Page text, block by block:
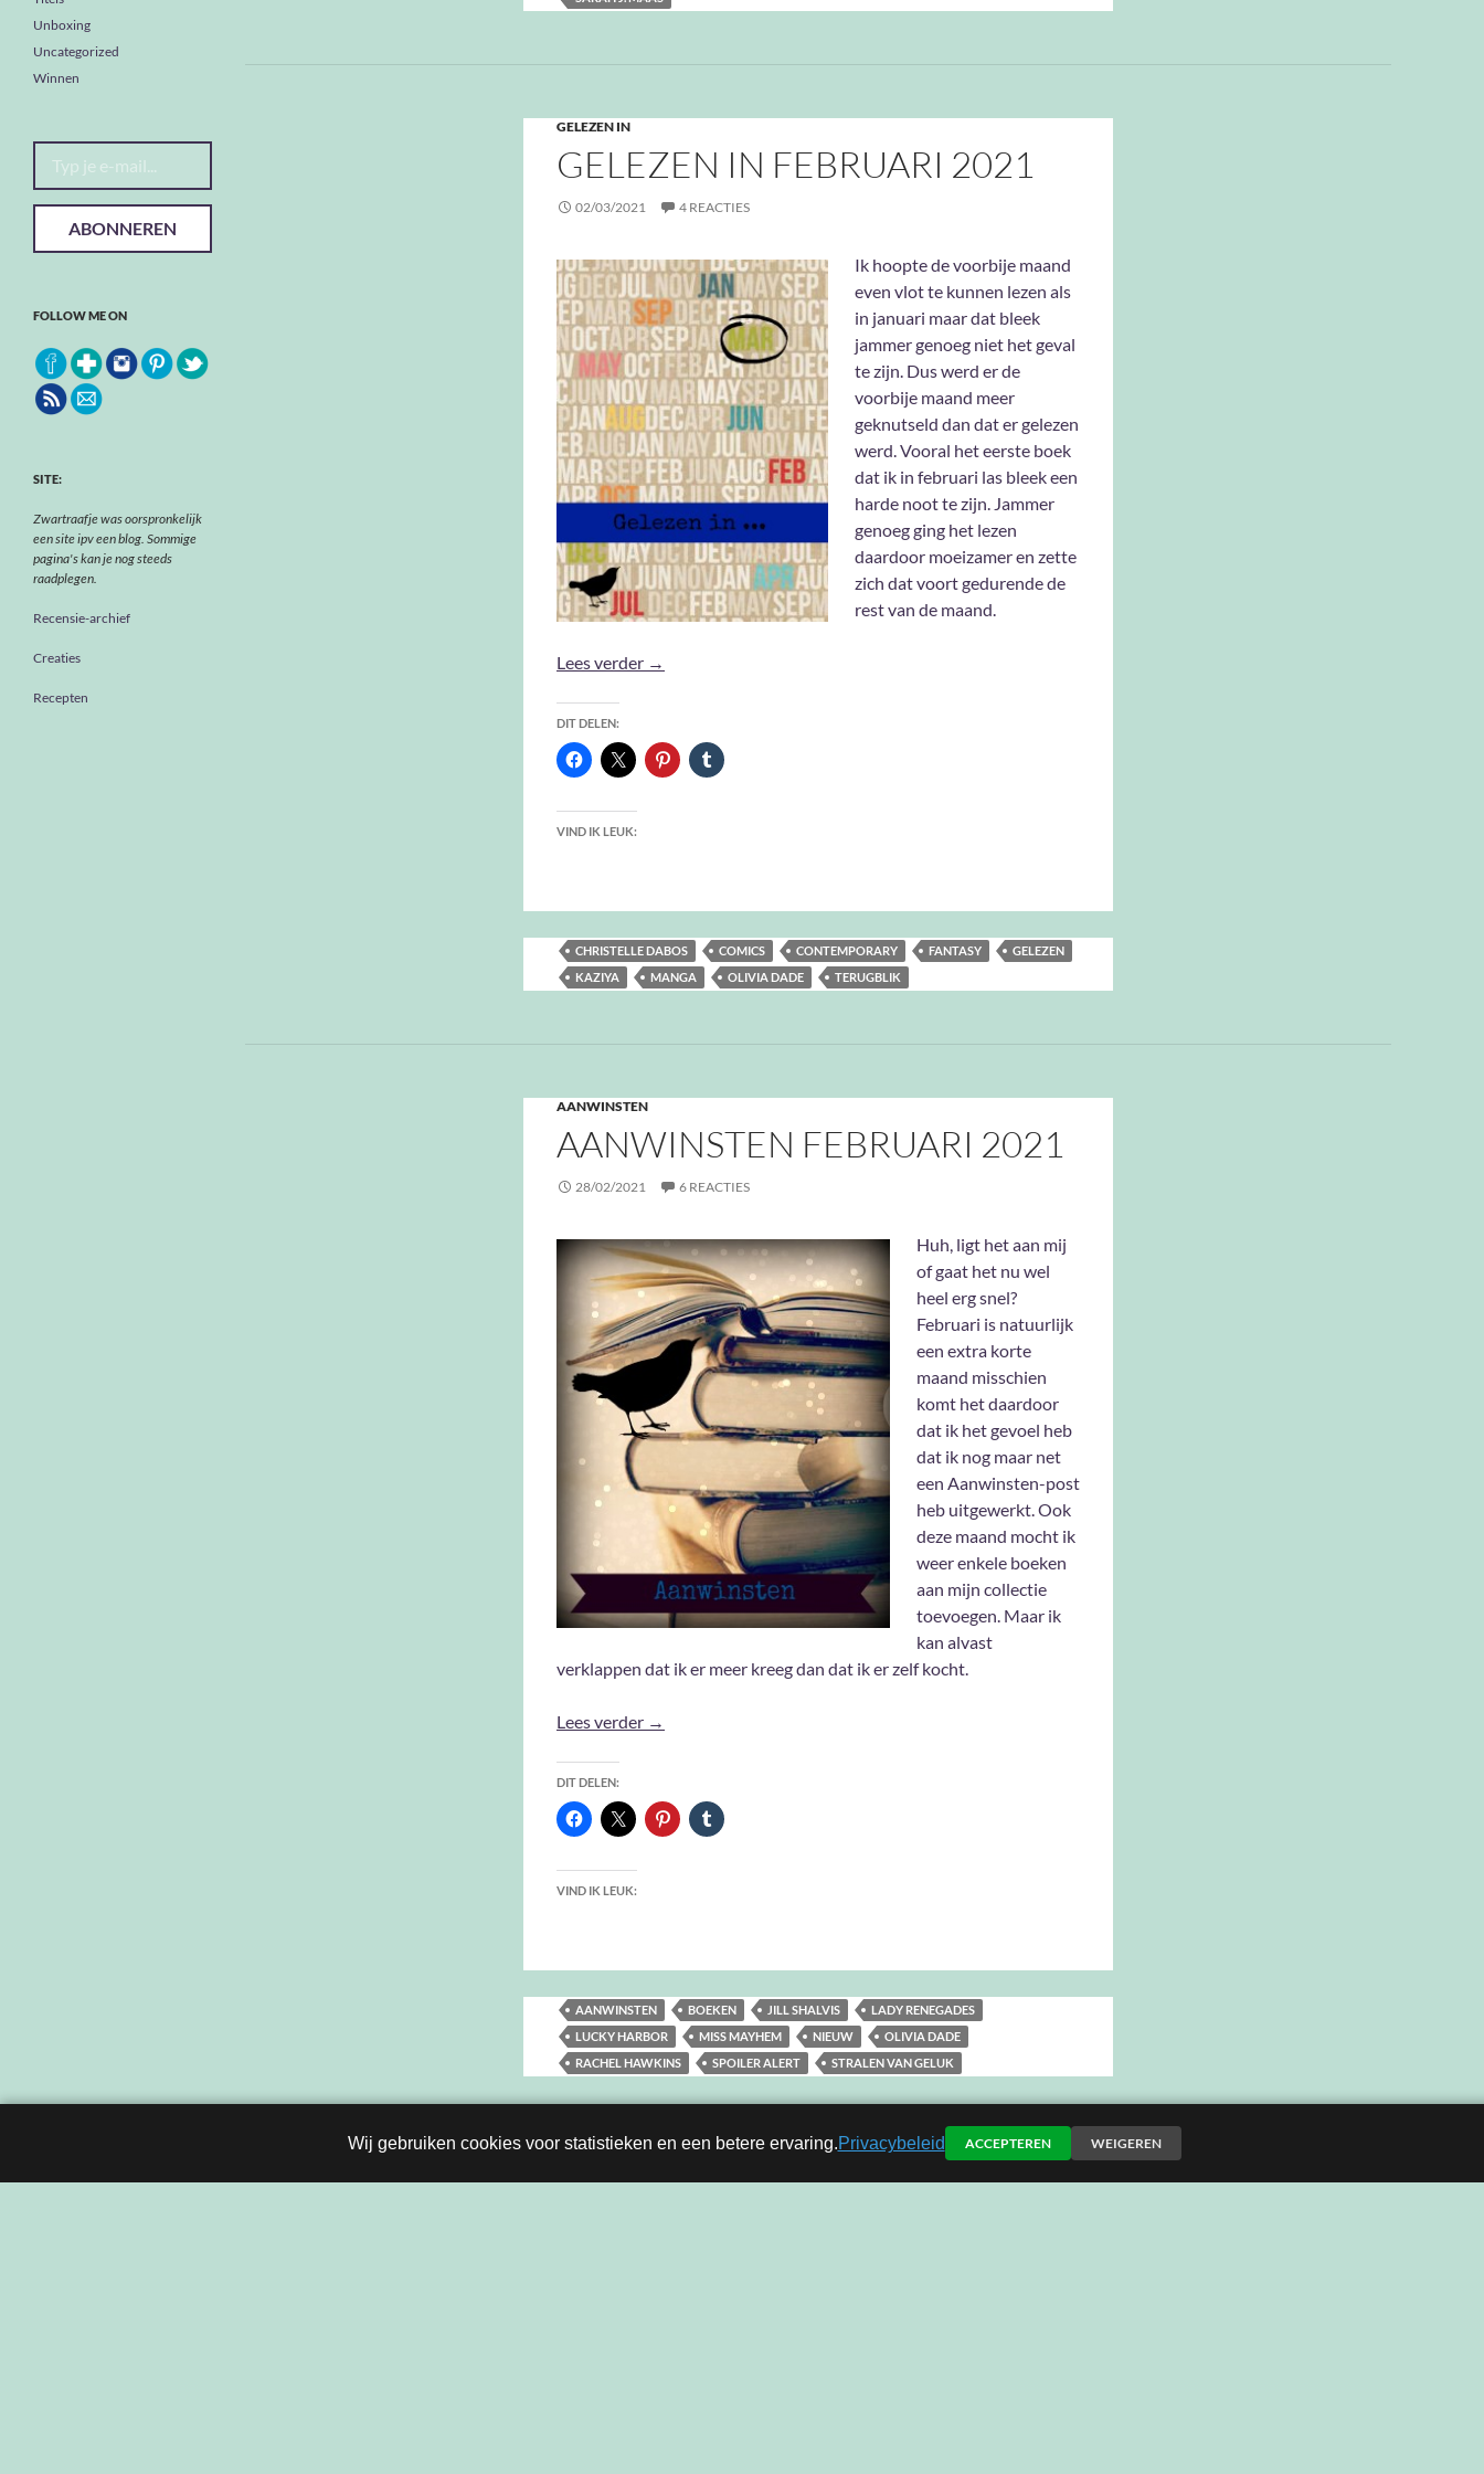
GELEZEN IN
GELEZEN IN FEBRUARI 2021
02/03/2021 4 REACTIES
Ik hoopte de voorbije maand
even vlot te kunnen lezen als
in januari maar dat bleek
jammer genoeg niet het geval
te zijn. Dus werd er de
voorbije maand meer
geknutseld dan dat er gelezen
werd. Vooral het eerste boek
dat ik in februari las bleek een
harde noot te zijn. Jammer
genoeg ging het lezen
daardoor moeizamer en zette
zich dat voort gedurende de
rest van de maand.
Lees verder Gelezen in februari 2021
→
DIT DELEN:
VIND IK LEUK:
CHRISTELLE DABOS COMICS CONTEMPORARY FANTASY
GELEZEN
KAZIYA
MANGA OLIVIA DADE TERUGBLIK
AANWINSTEN
AANWINSTEN FEBRUARI 2021
28/02/2021 6 REACTIES
Huh, ligt het aan mij
of gaat het nu wel
heel erg snel?
Februari is natuurlijk
een extra korte
maand misschien
komt het daardoor
dat ik het gevoel heb
dat ik nog maar net
een Aanwinsten-post
heb uitgewerkt. Ook
deze maand mocht ik
weer enkele boeken
aan mijn collectie
toevoegen. Maar ik
kan alvast
verklappen dat ik er meer kreeg dan dat ik er zelf kocht.
Lees verder Aanwinsten Februari 2021
→
DIT DELEN:
VIND IK LEUK:
AANWINSTEN BOEKEN JILL SHALVIS
LADY RENEGADES
LUCKY HARBOR
MISS MAYHEM NIEUW
OLIVIA DADE
RACHEL HAWKINS
SPOILER ALERT STRALEN VAN GELUK
Unboxing
Uncategorized
Winnen
Typ je e-mail...
ABONNEREN
FOLLOW ME ON
SITE:
Zwartraafje was oorspronkelijk
een site ipv een blog. Sommige
pagina's kan je nog steeds
raadplegen.
Recensie-archief
Creaties
Recepten
Wij gebruiken cookies voor statistieken en een betere ervaring.Privacybeleid ACCEPTEREN WEIGEREN